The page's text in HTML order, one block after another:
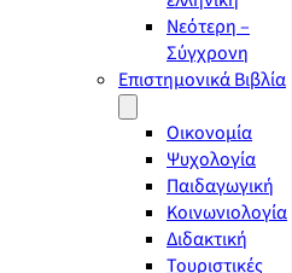
Νεότερη –
Σύγχρονη
Επιστημονικά Βιβλία
Οικονομία
Ψυχολογία
Παιδαγωγική
Κοινωνιολογία
Διδακτική
Τουριστικές